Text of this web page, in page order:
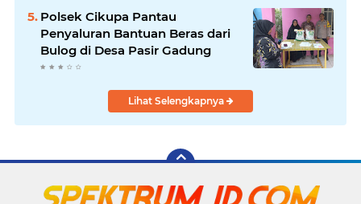
Polsek Cikupa Pantau
Penyaluran Bantuan Beras dari
Bulog di Desa Pasir Gadung
Lihat Selengkapnya